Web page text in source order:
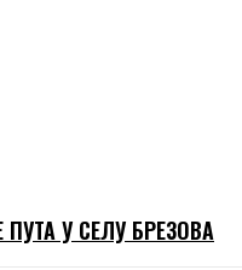
У СЕЛУ БРЕЗОВА